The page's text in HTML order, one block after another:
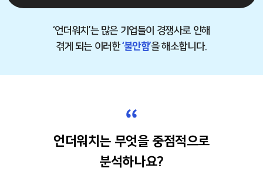
‘언더워치’는 많은 기업들이 경쟁사로 인해
겪게 되는 이러한‘불안함’을 해소합니다.
“
언더워치는 무엇을 중점적으로
분석하나요?